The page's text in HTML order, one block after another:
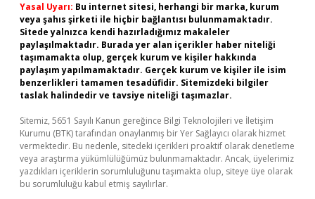
Yasal Uyarı: Bu internet sitesi, herhangi bir marka, kurum
veya şahıs şirketi ile hiçbir bağlantısı bulunmamaktadır.
Sitede yalnızca kendi hazırladığımız makaleler
paylaşılmaktadır. Burada yer alan içerikler haber niteliği
taşımamakta olup, gerçek kurum ve kişiler hakkında
paylaşım yapılmamaktadır. Gerçek kurum ve kişiler ile isim
benzerlikleri tamamen tesadüfidir. Sitemizdeki bilgiler
taslak halindedir ve tavsiye niteliği taşımazlar.
Sitemiz, 5651 Sayılı Kanun gereğince Bilgi Teknolojileri ve İletişim
Kurumu (BTK) tarafından onaylanmış bir Yer Sağlayıcı olarak hizmet
vermektedir. Bu nedenle, sitedeki içerikleri proaktif olarak denetleme
veya araştırma yükümlülüğümüz bulunmamaktadır. Ancak, üyelerimiz
yazdıkları içeriklerin sorumluluğunu taşımakta olup, siteye üye olarak
bu sorumluluğu kabul etmiş sayılırlar.